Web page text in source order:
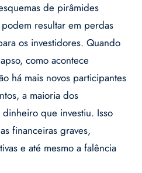
de pirâmides
resultar em perdas
os investidores. Quando
como acontece
há mais novos participantes
a maioria dos
que investiu. Isso
financeiras graves,
e até mesmo a falência